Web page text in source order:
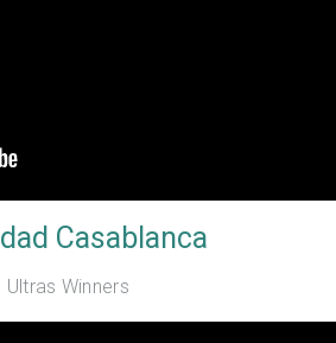
Casablanca
Ultras Winners